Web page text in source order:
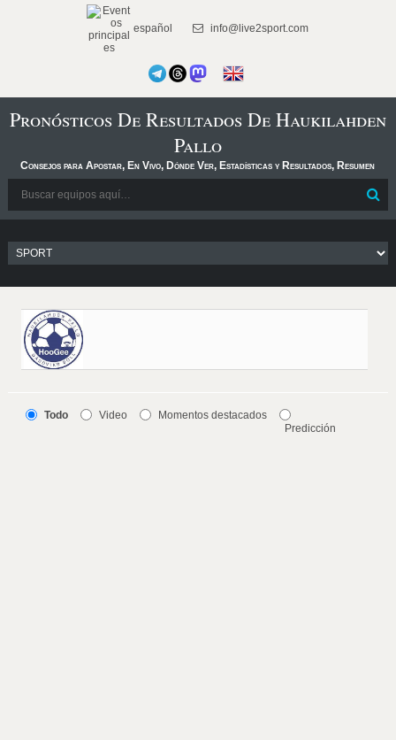
español info@live2sport.com
Pronósticos De Resultados De Haukilahden
Pallo
Consejos para Apostar, En Vivo, Dónde Ver, Estadísticas y Resultados, Resumen
Todo Video
Momentos destacados
Predicción